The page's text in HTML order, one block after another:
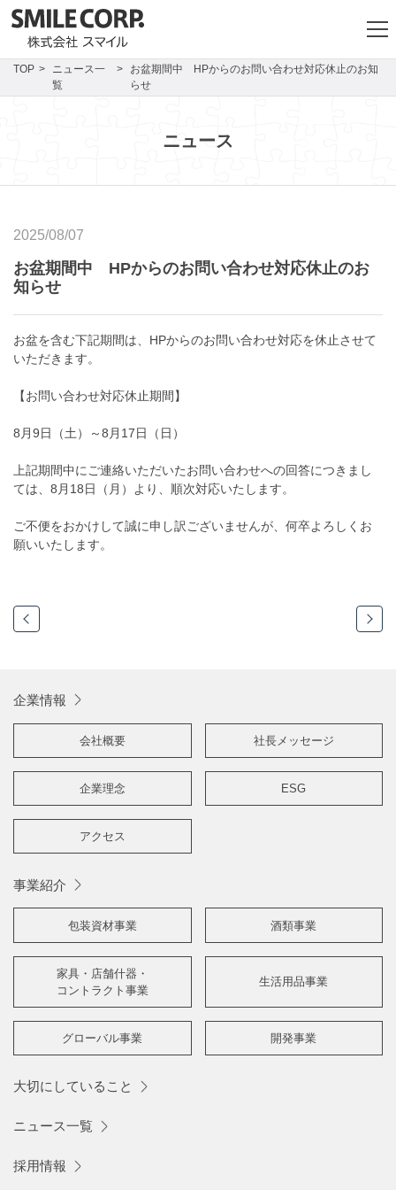
TOP
ニュース一
覧
お盆期間中 HPからのお問い合わせ対応休止のお知
らせ
ニュース
2025/08/07
お盆期間中 HPからのお問い合わせ対応休止のお
知らせ
お盆を含む下記期間は、HPからのお問い合わせ対応を休止させて
いただきます。
【お問い合わせ対応休止期間】
8月9日（土）～8月17日（日）
上記期間中にご連絡いただいたお問い合わせへの回答につきまし
ては、8月18日（月）より、順次対応いたします。
ご不便をおかけして誠に申し訳ございませんが、何卒よろしくお
願いいたします。
企業情報
会社概要 社長メッセージ
企業理念 ESG
アクセス
事業紹介
包装資材事業 酒類事業
家具・店舗什器・
コントラクト事業
生活用品事業
グローバル事業 開発事業
大切にしていること
ニュース一覧
採用情報